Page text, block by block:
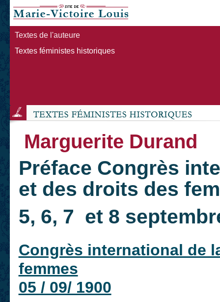
Textes de l'auteure
Textes féministes historiques
Marguerite Durand
Préface Congrès
et des droits des
5, 6, 7 et 8
Congrès international de
femmes
05 / 09/ 1900